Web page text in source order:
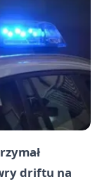
driftu na